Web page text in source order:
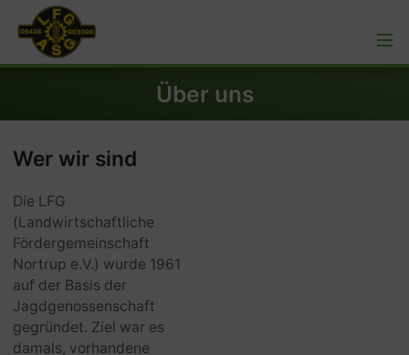
Über uns
Wer wir sind
Die LFG
(Landwirtschaftliche
Fördergemeinschaft
Nortrup e.V.) wurde 1961
auf der Basis der
Jagdgenossenschaft
gegründet. Ziel war es
damals, vorhandene